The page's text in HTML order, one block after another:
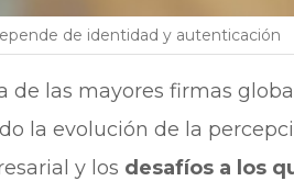
de identidad y autenticación
de las mayores firmas
la evolución de la
y los desafíos a los